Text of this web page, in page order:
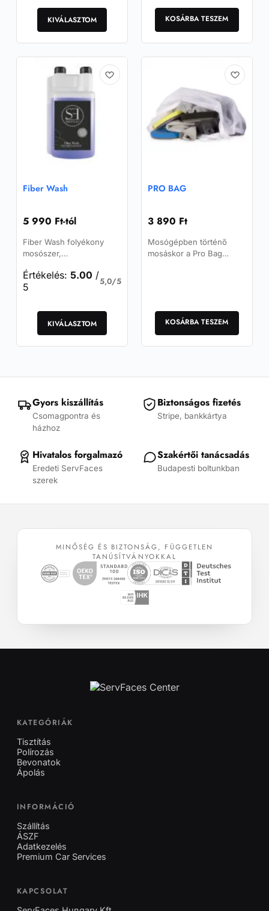
KIVÁLASZTOM
Ennek
terméknek
több
variációja
termékoldalon
választhatók
felszívni, és így biztosítja
a különféle felületek…
KOSÁRBA TESZEM
Fiber Wash
5 990 Ft-tól
Fiber Wash folyékony
mosószer,
és ideális megoldás
értékes mikroszálas
ápolására.
Értékelés: 5.00 /
5
5,0/5
KIVÁLASZTOM
Ennek
terméknek
több
változatok
a
termékoldalon
választhatók
PRO BAG
3 890 Ft
Mosógépben történő
mosáskor a Pro Bag
KOSÁRBA TESZEM
Gyors kiszállítás
Csomagpontra és
házhoz
Biztonságos fizetés
Stripe, bankkártya
Hivatalos forgalmazó
Eredeti ServFaces
szerek
Szakértői tanácsadás
Budapesti boltunkban
MINŐSÉG ÉS BIZTONSÁG, FÜGGETLEN
TANÚSÍTVÁNYOKKAL
KATEGÓRIÁK
Tisztítás
Polírozás
Bevonatok
Ápolás
INFORMÁCIÓ
Szállítás
ÁSZF
Adatkezelés
Premium Car Services
KAPCSOLAT